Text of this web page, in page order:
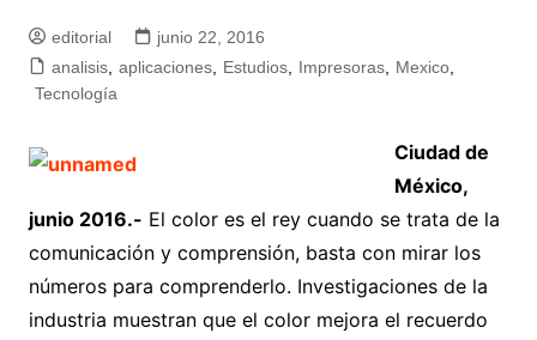
editorial
junio 22, 2016
analisis, aplicaciones, Estudios, Impresoras, Mexico,
Tecnología
Ciudad de
México,
junio 2016.- El color es el rey cuando se trata de la
comunicación y comprensión, basta con mirar los
números para comprenderlo. Investigaciones de la
industria muestran que el color mejora el recuerdo